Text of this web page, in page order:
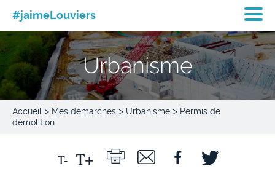
#jaimeLouviers
Urbanisme
Accueil > Mes démarches > Urbanisme > Permis de
démolition